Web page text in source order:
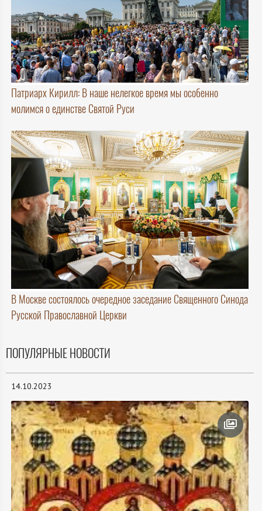
Патриарх Кирилл: В наше нелегкое время мы особенно
молимся о единстве Святой Руси
В Москве состоялось очередное заседание Священного Синода
Русской Православной Церкви
ПОПУЛЯРНЫЕ НОВОСТИ
14.10.2023